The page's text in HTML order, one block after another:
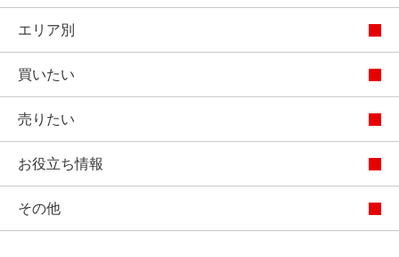
エリア別
買いたい
売りたい
お役立ち情報
その他